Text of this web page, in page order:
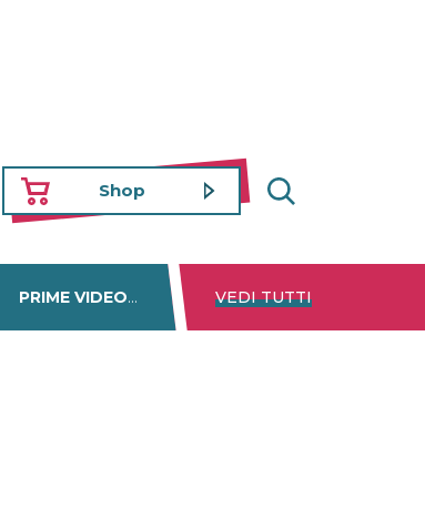
Shop
PRIME VIDEO DISNEY+ NETFLIX
VEDI TUTTI